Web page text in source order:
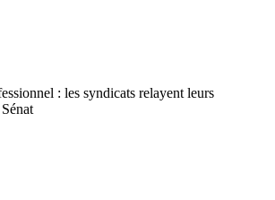
: les syndicats relayent leurs